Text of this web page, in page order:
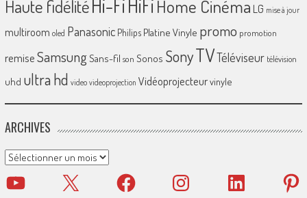
Haute fidélitéHi-FiHiFiHome Cinéma LG mise à jour
multiroom oled Panasonic Philips Platine Vinyle promo promotion
remiseSamsungSans-fil son Sonos SonyTVTéléviseur télévision
uhd ultra hd video videoprojection Vidéoprojecteurvinyle
ARCHIVES
Archives
YouTube X Facebook Instagram LinkedIn